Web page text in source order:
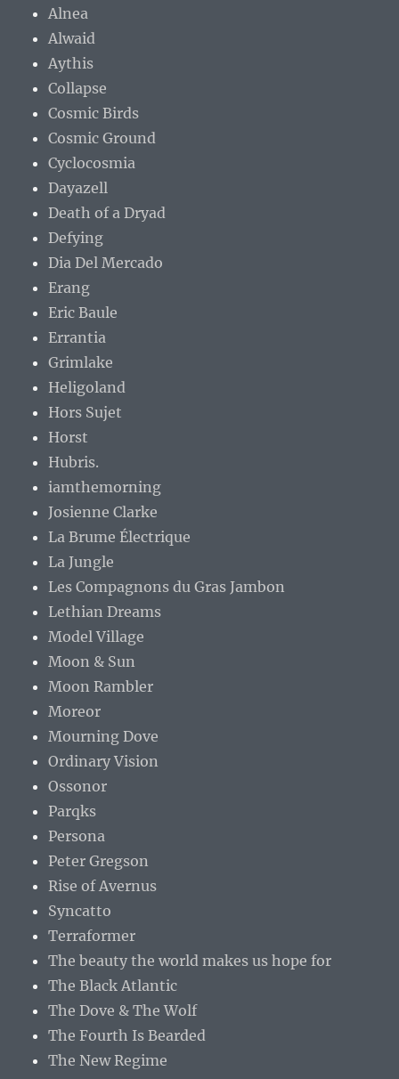
Alnea
Alwaid
Aythis
Collapse
Cosmic Birds
Cosmic Ground
Cyclocosmia
Dayazell
Death of a Dryad
Defying
Dia Del Mercado
Erang
Eric Baule
Errantia
Grimlake
Heligoland
Hors Sujet
Horst
Hubris.
iamthemorning
Josienne Clarke
La Brume Électrique
La Jungle
Les Compagnons du Gras Jambon
Lethian Dreams
Model Village
Moon & Sun
Moon Rambler
Moreor
Mourning Dove
Ordinary Vision
Ossonor
Parqks
Persona
Peter Gregson
Rise of Avernus
Syncatto
Terraformer
The beauty the world makes us hope for
The Black Atlantic
The Dove & The Wolf
The Fourth Is Bearded
The New Regime